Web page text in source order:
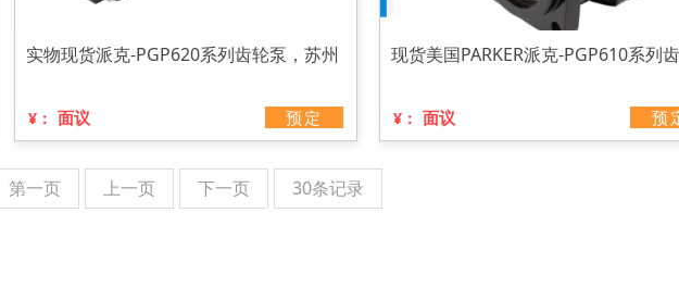
实物现货派克-PGP620系列齿轮泵，苏州
¥： 面议 预定
现货美国PARKER派克-PGP610系列
¥： 面议 预
第一页 上一页 下一页 30条记录